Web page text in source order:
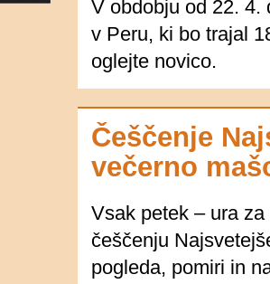
V obdobju od 22. 4.
v Peru, ki bo trajal
oglejte novico.
Češčenje
večerno
Vsak petek – ura
češčenju
pogleda, pomiri in